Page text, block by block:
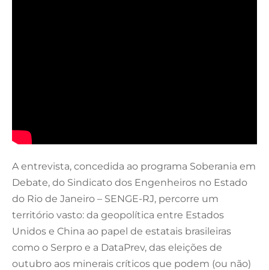
A entrevista, concedida ao programa Soberania em
Debate, do Sindicato dos Engenheiros no Estado
do Rio de Janeiro – SENGE-RJ, percorre um
território vasto: da geopolítica entre Estados
Unidos e China ao papel de estatais brasileiras
como o Serpro e a DataPrev, das eleições de
outubro aos minerais críticos que podem (ou não)